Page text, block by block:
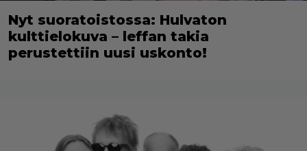
Nyt suoratoistossa: Hulvaton
kulttielokuva – leffan takia
perustettiin uusi uskonto!